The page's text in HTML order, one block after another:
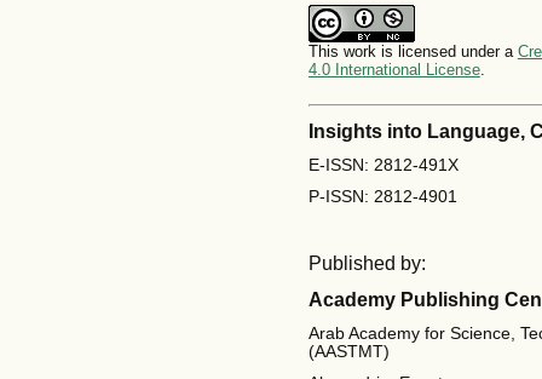
This work is licensed under a
4.0 International License.
Insights into Language,
E-ISSN: 2812-491X
P-ISSN: 2812-4901
Published by:
Academy Publishing
Arab Academy for Science,
(AASTMT)